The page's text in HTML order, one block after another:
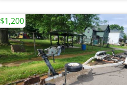
$1,200